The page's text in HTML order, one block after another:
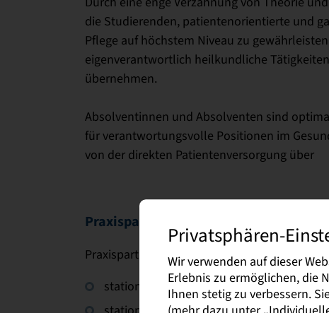
die Studierenden, patientenorientierte und
Pflege auf höchstem Niveau zu
eigenverantwortlich heilkundliche
übernehmen.
Absolventinnen und Absolventen sind
für verantwortungsvolle Positionen im
von der direkten Patientenversorgung über
Praxispartner
Praxispartner im dualen
stationären Akutpflege (Krankenhäuser)
Privatsphären-
Wir verwenden auf dieser
Erlebnis zu ermöglichen, die
Ihnen stetig zu verbessern.